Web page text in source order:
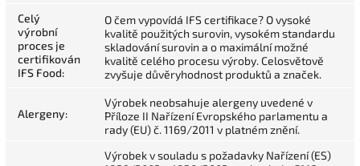
Celý
výrobní
proces je
certifikován
IFS Food:
O čem vypovídá IFS certifikace? O vysoké
kvalitě použitých surovin, vysokém standardu
skladování surovin a o maximální možné
kvalitě celého procesu výroby. Celosvětově
zvyšuje důvěryhodnost produktů a značek.
Alergeny:
Výrobek neobsahuje alergeny uvedené v
Příloze II Nařízení Evropského parlamentu a
rady (EU) č. 1169/2011 v platném znění.
Výrobek v souladu s požadavky Nařízení (ES)